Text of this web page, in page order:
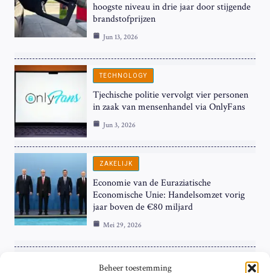
Beheer toestemming
hoogste niveau in drie jaar door stijgende
brandstofprijzen
Jun 13, 2026
TECHNOLOGY
Tjechische politie vervolgt vier personen
in zaak van mensenhandel via OnlyFans
Jun 3, 2026
ZAKELIJK
Economie van de Euraziatische
Economische Unie: Handelsomzet vorig
jaar boven de €80 miljard
Mei 29, 2026
ZAKELIJK